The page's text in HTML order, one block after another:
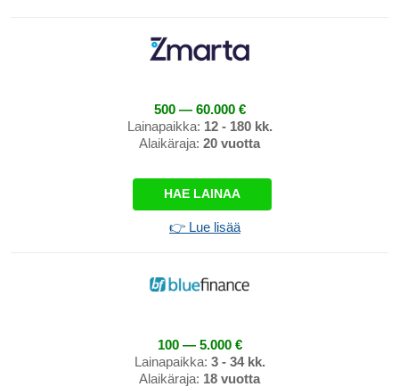
500 — 60.000 €
Lainapaikka: 12 - 180 kk.
Alaikäraja: 20 vuotta
HAE LAINAA
👉 Lue lisää
100 — 5.000 €
Lainapaikka: 3 - 34 kk.
Alaikäraja: 18 vuotta